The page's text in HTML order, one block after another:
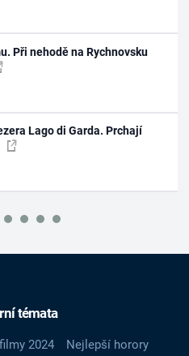
Při nehodě na Rychnovsku
Lago di Garda. Prchají
témata
2024
Nejlepší horory